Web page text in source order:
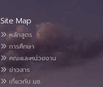
Site Map
หลักสูตร
การศึกษา
คณะและหน่วยงาน
ข่าวสาร
เกี่ยวกับ มช.